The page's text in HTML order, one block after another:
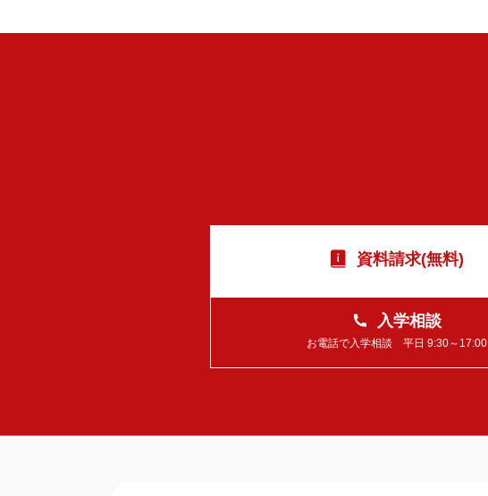
資料請求(無料)
入学相談
お電話で入学相談 平日 9:30～17:00